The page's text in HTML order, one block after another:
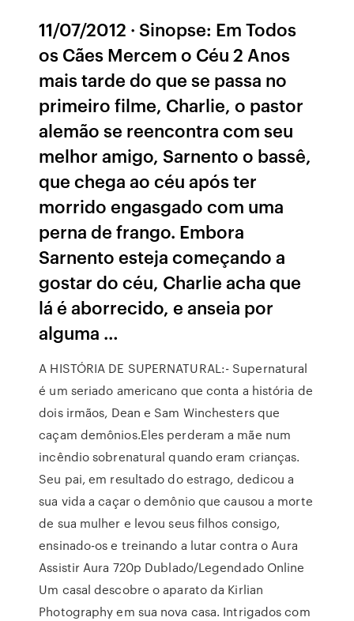
11/07/2012 · Sinopse: Em Todos
os Cães Mercem o Céu 2 Anos
mais tarde do que se passa no
primeiro filme, Charlie, o pastor
alemão se reencontra com seu
melhor amigo, Sarnento o bassê,
que chega ao céu após ter
morrido engasgado com uma
perna de frango. Embora
Sarnento esteja começando a
gostar do céu, Charlie acha que
lá é aborrecido, e anseia por
alguma …
A HISTÓRIA DE SUPERNATURAL:- Supernatural
é um seriado americano que conta a história de
dois irmãos, Dean e Sam Winchesters que
caçam demônios.Eles perderam a mãe num
incêndio sobrenatural quando eram crianças.
Seu pai, em resultado do estrago, dedicou a
sua vida a caçar o demônio que causou a morte
de sua mulher e levou seus filhos consigo,
ensinado-os e treinando a lutar contra o Aura
Assistir Aura 720p Dublado/Legendado Online
Um casal descobre o aparato da Kirlian
Photography em sua nova casa. Intrigados com